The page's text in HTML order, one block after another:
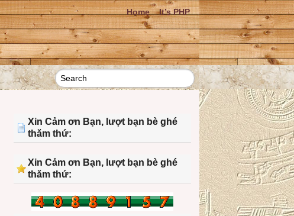
Home It’s PHP
Xin Cảm ơn Bạn, lượt bạn bè ghé
thăm thứ:
Xin Cảm ơn Bạn, lượt bạn bè ghé
thăm thứ: